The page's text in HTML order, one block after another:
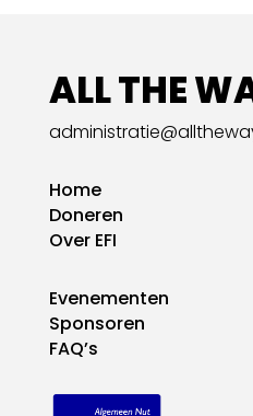
ALL THE
Home
Doneren
Over EFI
Evenementen
Sponsoren
FAQ’s